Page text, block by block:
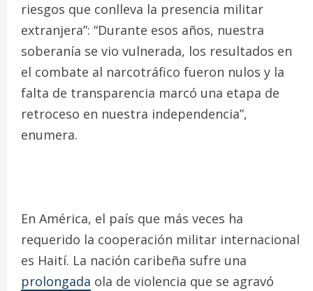
riesgos que conlleva la presencia militar
extranjera”: “Durante esos años, nuestra
soberanía se vio vulnerada, los resultados en
el combate al narcotráfico fueron nulos y la
falta de transparencia marcó una etapa de
retroceso en nuestra independencia”,
enumera.
En América, el país que más veces ha
requerido la cooperación militar internacional
es Haití. La nación caribeña sufre una
prolongada ola de violencia que se agravó